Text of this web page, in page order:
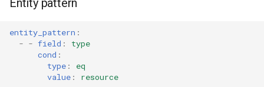
entity_pattern :
- - field :
type
cond :
type :
eq
value : resource